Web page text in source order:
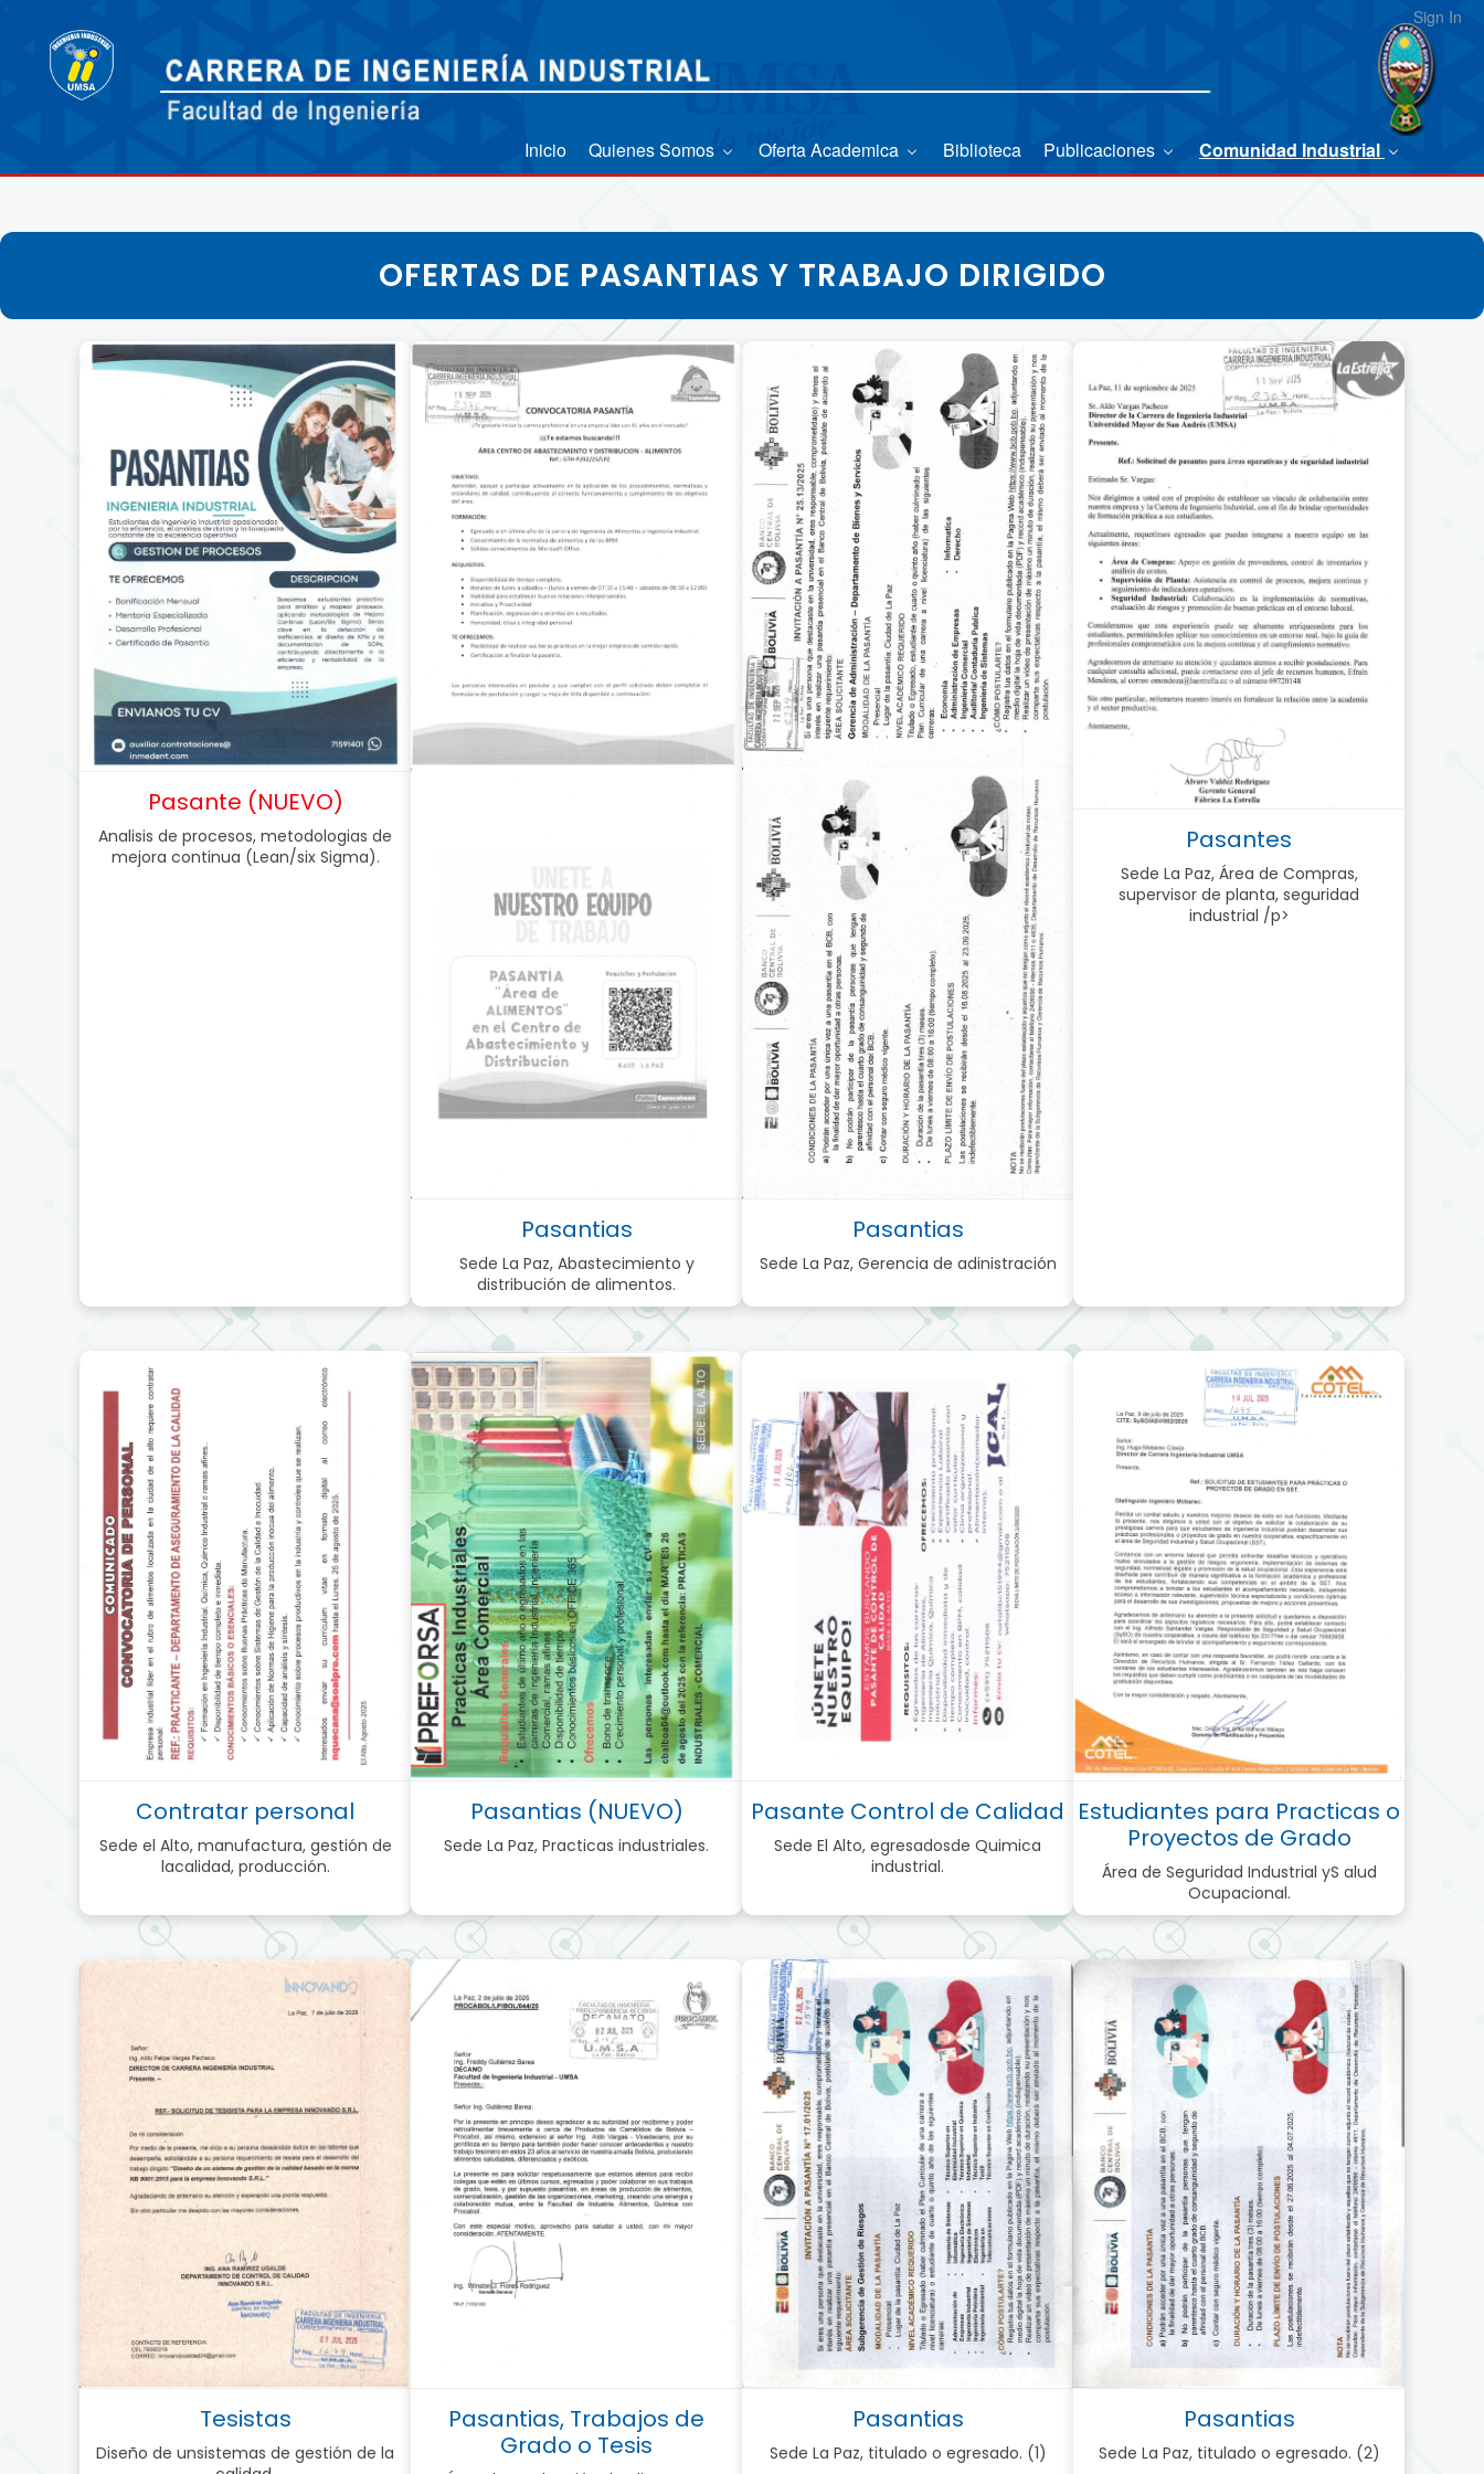
Sign In
Inicio Quienes Somos Oferta Academica Biblioteca Publicaciones Comunidad Industrial
OFERTAS DE PASANTIAS Y TRABAJO DIRIGIDO
Pasante (NUEVO)
Analisis de procesos, metodologias de
mejora continua (Lean/six Sigma).
Pasantias
Sede La Paz, Abastecimiento y
distribución de alimentos.
Pasantias
Sede La Paz, Gerencia de adinistración
Pasantes
Sede La Paz, Área de Compras,
supervisor de planta, seguridad
industrial /p>
Contratar personal
Sede el Alto, manufactura, gestión de
lacalidad, producción.
Pasantias (NUEVO)
Sede La Paz, Practicas industriales.
Pasante Control de Calidad
Sede El Alto, egresadosde Quimica
industrial.
Estudiantes para Practicas o
Proyectos de Grado
Área de Seguridad Industrial yS alud
Ocupacional.
Tesistas
Diseño de unsistemas de gestión de la
Pasantias, Trabajos de
Grado o Tesis
Pasantias
Sede La Paz, titulado o egresado. (1)
Pasantias
Sede La Paz, titulado o egresado. (2)